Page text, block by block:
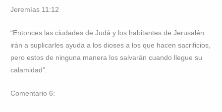
Jeremías 11:12
“Entonces las ciudades de Judá y los habitantes de Jerusalén
irán a suplicarles ayuda a los dioses a los que hacen sacrificios,
pero estos de ninguna manera los salvarán cuando llegue su
calamidad”.
Comentario 6: